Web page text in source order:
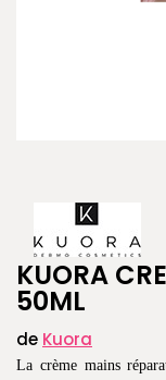
KUORA
50ML
de Kuora
La crème mains